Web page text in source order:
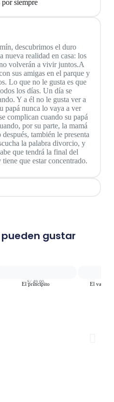
siempre
descubrimos el duro
nueva realidad en casa: los
volverán a vivir juntos.A
sus amigas en el parque y
Lo que no le gusta es que
los días. Un día se
Y a él no le gusta ver a
papá nunca lo vaya a ver
complican cuando su papá
por su parte, la mamá
también le presenta
la palabra divorcio, y
que tendrá la final del
que estar concentrado.
gustar
El principito
S/ 49.00 El